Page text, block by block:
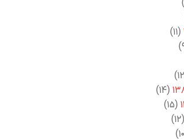
(۱۱)
(۱۴)
(۱۵)
(۱۲)